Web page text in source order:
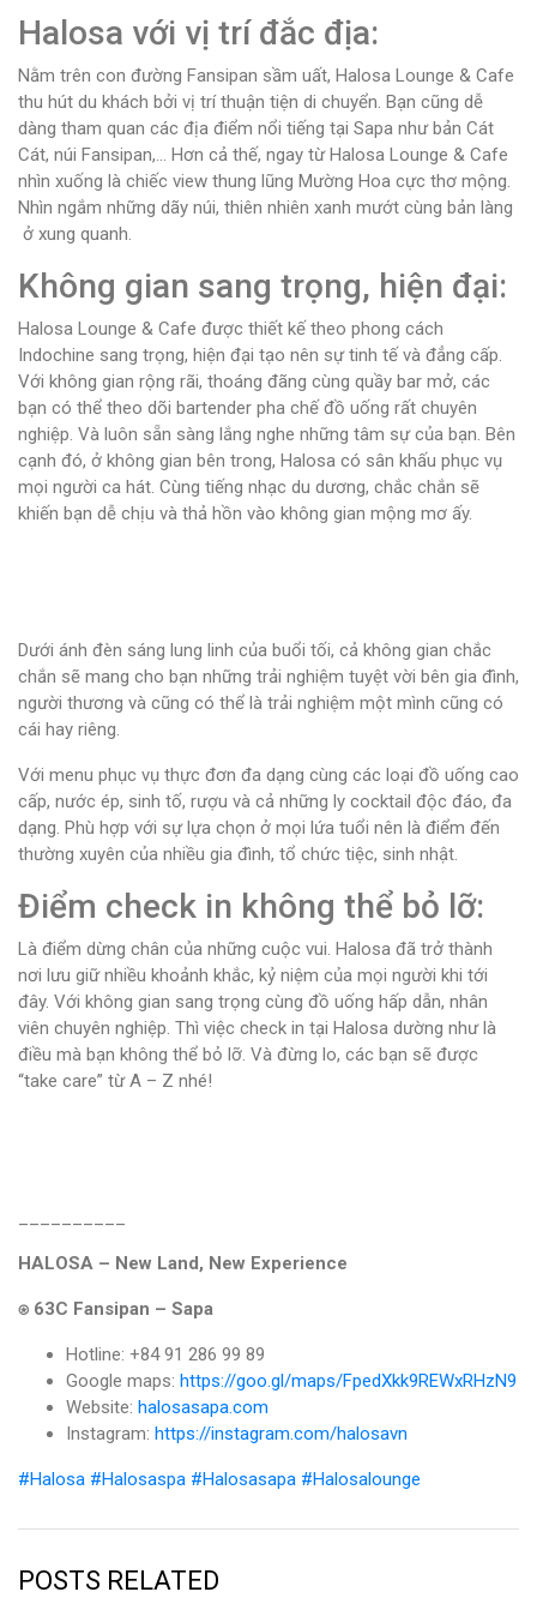
Halosa với vị trí đắc địa:
Nằm trên con đường Fansipan sầm uất, Halosa Lounge & Cafe
thu hút du khách bởi vị trí thuận tiện di chuyển. Bạn cũng dễ
dàng tham quan các địa điểm nổi tiếng tại Sapa như bản Cát
Cát, núi Fansipan,… Hơn cả thế, ngay từ Halosa Lounge & Cafe
nhìn xuống là chiếc view thung lũng Mường Hoa cực thơ mộng.
Nhìn ngắm những dãy núi, thiên nhiên xanh mướt cùng bản làng
ở xung quanh.
Không gian sang trọng, hiện đại:
Halosa Lounge & Cafe được thiết kế theo phong cách
Indochine sang trọng, hiện đại tạo nên sự tinh tế và đẳng cấp.
Với không gian rộng rãi, thoáng đãng cùng quầy bar mở, các
bạn có thể theo dõi bartender pha chế đồ uống rất chuyên
nghiệp. Và luôn sẵn sàng lắng nghe những tâm sự của bạn. Bên
cạnh đó, ở không gian bên trong, Halosa có sân khấu phục vụ
mọi người ca hát. Cùng tiếng nhạc du dương, chắc chắn sẽ
khiến bạn dễ chịu và thả hồn vào không gian mộng mơ ấy.
Dưới ánh đèn sáng lung linh của buổi tối, cả không gian chắc
chắn sẽ mang cho bạn những trải nghiệm tuyệt vời bên gia đình,
người thương và cũng có thể là trải nghiệm một mình cũng có
cái hay riêng.
Với menu phục vụ thực đơn đa dạng cùng các loại đồ uống cao
cấp, nước ép, sinh tố, rượu và cả những ly cocktail độc đáo, đa
dạng. Phù hợp với sự lựa chọn ở mọi lứa tuổi nên là điểm đến
thường xuyên của nhiều gia đình, tổ chức tiệc, sinh nhật.
Điểm check in không thể bỏ lỡ:
Là điểm dừng chân của những cuộc vui. Halosa đã trở thành
nơi lưu giữ nhiều khoảnh khắc, kỷ niệm của mọi người khi tới
đây. Với không gian sang trọng cùng đồ uống hấp dẫn, nhân
viên chuyên nghiệp. Thì việc check in tại Halosa dường như là
điều mà bạn không thể bỏ lỡ. Và đừng lo, các bạn sẽ được
“take care” từ A – Z nhé!
HALOSA – New Land, New Experience
⍟ 63C Fansipan – Sapa
Hotline: +84 91 286 99 89
Google maps: https://goo.gl/maps/FpedXkk9REWxRHzN9
Website: halosasapa.com
Instagram: https://instagram.com/halosavn
#Halosa #Halosaspa #Halosasapa #Halosalounge
POSTS RELATED